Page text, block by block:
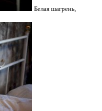
Белая шагрень,